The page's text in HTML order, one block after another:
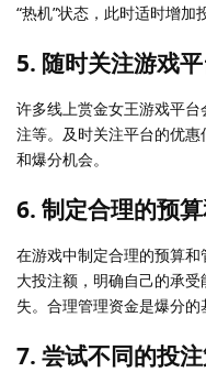
“热机”状态，此时适时增加
5. 随时关注游戏
许多线上赏金女王游戏平
注等。及时关注平台的优
和爆分机会。
6. 制定合理的预
在游戏中制定合理的预算
大投注额，明确自己的承
失。合理管理资金是爆分的
7. 尝试不同的投